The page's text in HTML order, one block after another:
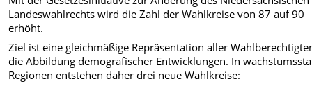
Landeswahlrechts wird die Zahl der Wahlkreise von 87 auf 90
erhöht.
Ziel ist eine gleichmäßige Repräsentation aller
die Abbildung demografischer Entwicklungen. In
Regionen entstehen daher drei neue Wahlkreise: